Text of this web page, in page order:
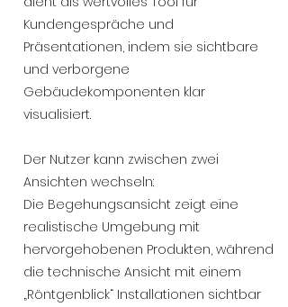
Kundengespräche und
Präsentationen, indem sie sichtbare
und verborgene
Gebäudekomponenten klar
visualisiert.
Der Nutzer kann zwischen zwei
Ansichten wechseln:
Die Begehungsansicht zeigt eine
realistische Umgebung mit
hervorgehobenen Produkten, während
die technische Ansicht mit einem
„Röntgenblick“ Installationen sichtbar